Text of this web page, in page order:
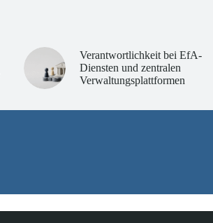
Verantwortlichkeit bei EfA-
Diensten und zentralen
Verwaltungsplattformen